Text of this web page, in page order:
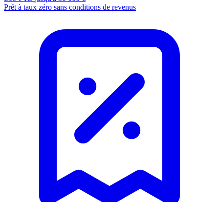
Prêt à taux zéro sans conditions de revenus